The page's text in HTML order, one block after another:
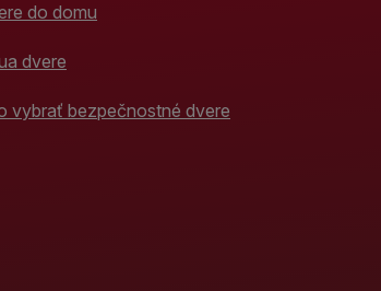
do domu
dvere
vybrať bezpečnostné dvere